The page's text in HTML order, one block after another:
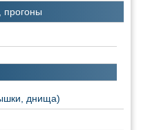
прогоны
днища)